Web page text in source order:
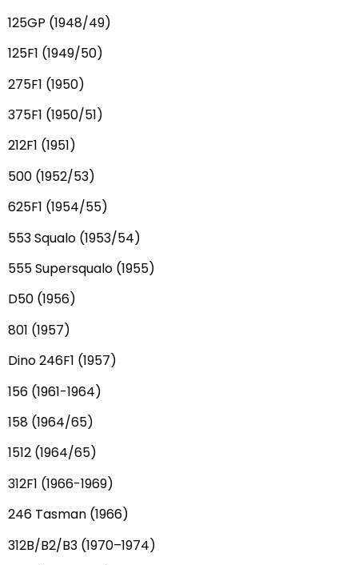
125GP (1948/49)
125F1 (1949/50)
275F1 (1950)
375F1 (1950/51)
212F1 (1951)
500 (1952/53)
625F1 (1954/55)
553 Squalo (1953/54)
555 Supersqualo (1955)
D50 (1956)
801 (1957)
Dino 246F1 (1957)
156 (1961-1964)
158 (1964/65)
1512 (1964/65)
312F1 (1966-1969)
246 Tasman (1966)
312B/B2/B3 (1970–1974)